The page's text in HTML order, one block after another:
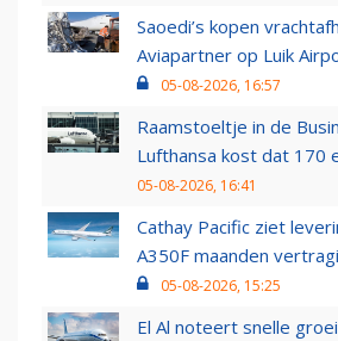
Saoedi’s kopen
Aviapartner op Luik
05-08-2026, 16:57
Raamstoeltje in de
Lufthansa kost dat 170
05-08-2026, 16:41
Cathay Pacific ziet
A350F maanden
05-08-2026, 15:25
El Al noteert snelle